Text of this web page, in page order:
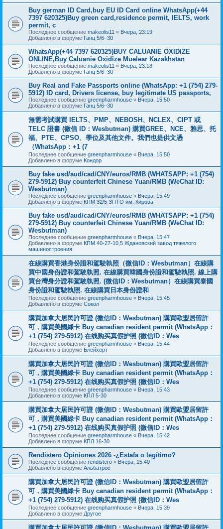
Buy german ID Card,buy EU ID Card online WhatsApp(+44
7397 620325)Buy green card,residence permit, IELTS, work
permit, c
Последнее сообщение makeolis11 « Вчера, 23:19
Добавлено в форуме Ганц 5/6–30
WhatsApp(+44 7397 620325)BUY CALUANIE OXIDIZE
ONLINE,Buy Caluanie Oxidize Muelear Kazakhstan
Последнее сообщение makeolis11 « Вчера, 23:18
Добавлено в форуме Ганц 5/6–30
Buy Real and Fake Passports online (WhatsApp: +1 (754) 279-
5912) ID card, Drivers license, buy legitimate US passports,
Последнее сообщение greenpharmhouse « Вчера, 15:50
Добавлено в форуме Ганц 5/6–30
無需考試購買 IELTS、PMP、NEBOSH、NCLEX、CIPT 或
TELC 證書 (微信 ID：Wesbutman) 購買GREE、NCE、雅思、托
福、PTE、CPSO、學位及其他文件。我們也提供文憑
（WhatsApp：+1 (7
Последнее сообщение greenpharmhouse « Вчера, 15:50
Добавлено в форуме Кондор
Buy fake usd/aud/cad/CNY/euros/RMB (WHATSAPP: +1 (754)
279-5912) Buy counterfeit Chinese Yuan/RMB (WeChat ID:
Wesbutman)
Последнее сообщение greenpharmhouse « Вчера, 15:49
Добавлено в форуме КПМ 32/5 ЗПТО им. Кирова
Buy fake usd/aud/cad/CNY/euros/RMB (WHATSAPP: +1 (754)
279-5912) Buy counterfeit Chinese Yuan/RMB (WeChat ID:
Wesbutman)
Последнее сообщение greenpharmhouse « Вчера, 15:47
Добавлено в форуме КПМ 40-27-10,5 Ждановский завод тяжелого
машиностроения
在線購買香港身份證和駕駛執照（微信ID：Wesbutman）在線購
買中國身份證和駕駛執照. 在線購買韓國身份證和駕駛執照. 線上購
買台灣身分證和駕駛執照. (微信ID：Wesbutman）在線購買泰國
身份證和駕駛執照. 在線購買日本身份證和
Последнее сообщение greenpharmhouse « Вчера, 15:45
Добавлено в форуме Сокол
購買加拿大居民許可證 (微信ID：Wesbutman) 購買歐盟居留許
可，購買美國綠卡 Buy canadian resident permit (WhatsApp：
+1 (754) 279-5912) 在线购买真假护照 (微信ID：Wes
Последнее сообщение greenpharmhouse « Вчера, 15:44
Добавлено в форуме Блейхерт
購買加拿大居民許可證 (微信ID：Wesbutman) 購買歐盟居留許
可，購買美國綠卡 Buy canadian resident permit (WhatsApp：
+1 (754) 279-5912) 在线购买真假护照 (微信ID：Wes
Последнее сообщение greenpharmhouse « Вчера, 15:43
Добавлено в форуме КПЛ 5-30
購買加拿大居民許可證 (微信ID：Wesbutman) 購買歐盟居留許
可，購買美國綠卡 Buy canadian resident permit (WhatsApp：
+1 (754) 279-5912) 在线购买真假护照 (微信ID：Wes
Последнее сообщение greenpharmhouse « Вчера, 15:42
Добавлено в форуме КПЛ 16-30
Rendistero Opiniones 2026 -¿Estafa o legítimo?
Последнее сообщение rendistero « Вчера, 15:40
Добавлено в форуме Альбатрос
購買加拿大居民許可證 (微信ID：Wesbutman) 購買歐盟居留許
可，購買美國綠卡 Buy canadian resident permit (WhatsApp：
+1 (754) 279-5912) 在线购买真假护照 (微信ID：Wes
Последнее сообщение greenpharmhouse « Вчера, 15:39
Добавлено в форуме Другое
購買加拿大居民許可證 (微信ID：Wesbutman) 購買歐盟居留許